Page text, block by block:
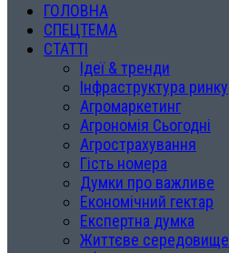
ГОЛОВНА
СПЕЦТЕМА
СТАТТІ
Ідеї & тренди
Інфраструктура ринку
Агромаркетинг
Агрономія Сьогодні
Агрострахування
Гість номера
Думки про важливе
Економічний гектар
Експертна думка
Життєве середовище